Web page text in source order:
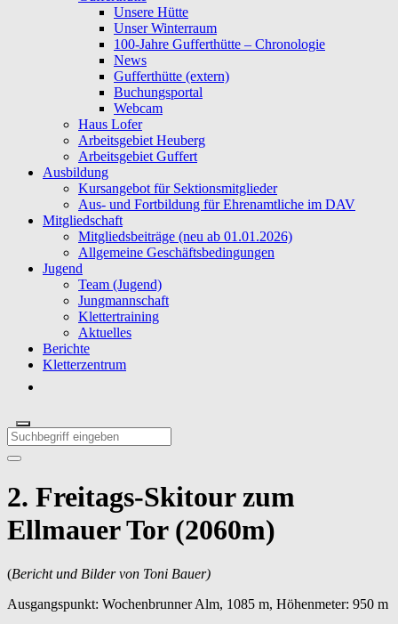
Unsere Hütte
Unser Winterraum
100-Jahre Gufferthütte – Chronologie
News
Gufferthütte (extern)
Buchungsportal
Webcam
Haus Lofer
Arbeitsgebiet Heuberg
Arbeitsgebiet Guffert
Ausbildung
Kursangebot für Sektionsmitglieder
Aus- und Fortbildung für Ehrenamtliche im DAV
Mitgliedschaft
Mitgliedsbeiträge (neu ab 01.01.2026)
Allgemeine Geschäftsbedingungen
Jugend
Team (Jugend)
Jungmannschaft
Klettertraining
Aktuelles
Berichte
Kletterzentrum
2. Freitags-Skitour zum
Ellmauer Tor (2060m)
(Bericht und Bilder von Toni Bauer)
Ausgangspunkt: Wochenbrunner Alm, 1085 m, Höhenmeter: 950 m